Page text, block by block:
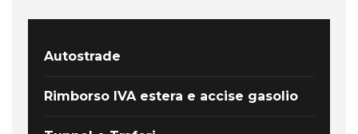
Autostrade
Rimborso IVA estera e accise gasolio